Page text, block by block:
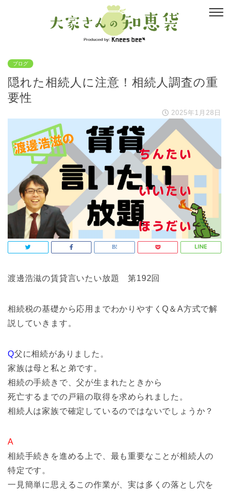
ブログ
隠れた相続人に注意！相続人調査の重
要性
2025年1月28日
渡邊浩滋の賃貸言いたい放題 第192回
相続税の基礎から応用までわかりやすくQ＆A方式で解
説していきます。
Q父に相続がありました。
家族は母と私と弟です。
相続の手続きで、父が生まれたときから
死亡するまでの戸籍の取得を求められました。
相続人は家族で確定しているのではないでしょうか？
A
相続手続きを進める上で、最も重要なことが相続人の
特定です。
一見簡単に思えるこの作業が、実は多くの落とし穴を